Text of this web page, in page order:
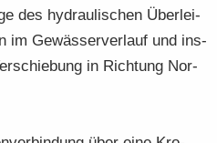
des hy­drau­li­schen Über­lei­
im Ge­wäs­ser­ver­lauf und ins­
in Rich­tung Nor­